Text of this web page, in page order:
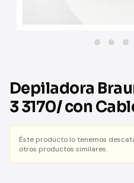
Depiladora
3 3170/ con
Éste producto lo tenemos
otros productos similares.